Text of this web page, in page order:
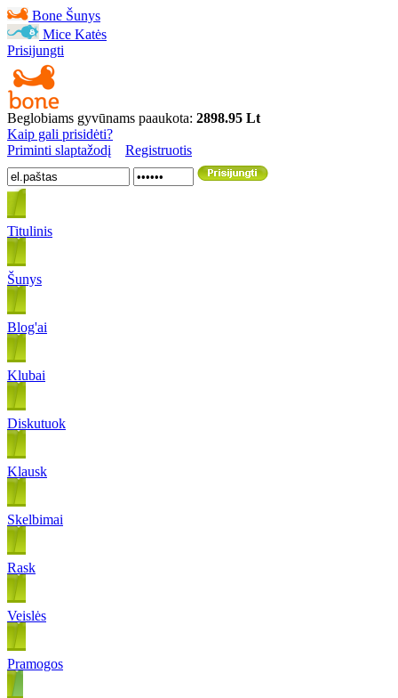
Bone Šunys
Mice Katės
Prisijungti
Beglobiams gyvūnams paaukota: 2898.95 Lt
Kaip gali prisidėti?
Priminti slaptažodį
Registruotis
Titulinis
Šunys
Blog'ai
Klubai
Diskutuok
Klausk
Skelbimai
Rask
Veislės
Pramogos